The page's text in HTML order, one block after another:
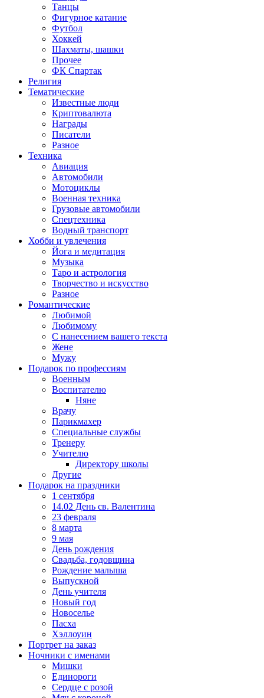
Танцы
Фигурное катание
Футбол
Хоккей
Шахматы, шашки
Прочее
ФК Спартак
Религия
Тематические
Известные люди
Криптовалюта
Награды
Писатели
Разное
Техника
Авиация
Автомобили
Мотоциклы
Военная техника
Грузовые автомобили
Спецтехника
Водный транспорт
Хобби и увлечения
Йога и медитация
Музыка
Таро и астрология
Творчество и искусство
Разное
Романтические
Любимой
Любимому
С нанесением вашего текста
Жене
Мужу
Подарок по профессиям
Военным
Воспитателю
Няне
Врачу
Парикмахер
Специальные службы
Тренеру
Учителю
Директору школы
Другие
Подарок на праздники
1 сентября
14.02 День св. Валентина
23 февраля
8 марта
9 мая
День рождения
Свадьба, годовщина
Рождение малыша
Выпускной
День учителя
Новый год
Новоселье
Пасха
Хэллоуин
Портрет на заказ
Ночники с именами
Мишки
Единороги
Сердце с розой